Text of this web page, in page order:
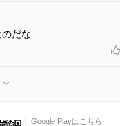
だな
Google Playはこちら